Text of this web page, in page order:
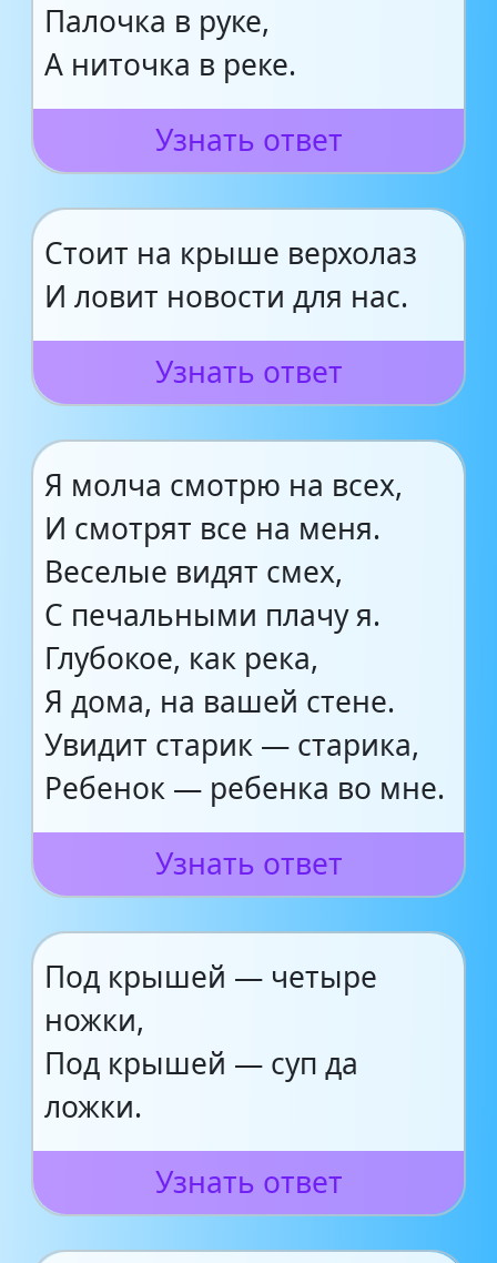
Палочка в руке,
А ниточка в реке.
Узнать ответ
Стоит на крыше верхолаз
И ловит новости для нас.
Узнать ответ
Я молча смотрю на всех,
И смотрят все на меня.
Веселые видят смех,
С печальными плачу я.
Глубокое, как река,
Я дома, на вашей стене.
Увидит старик — старика,
Ребенок — ребенка во мне.
Узнать ответ
Под крышей — четыре
ножки,
Под крышей — суп да
ложки.
Узнать ответ